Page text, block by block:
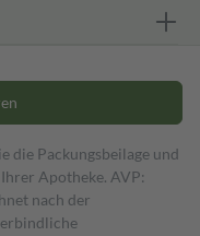
die Packungsbeilage und
Apotheke. AVP:
nach der